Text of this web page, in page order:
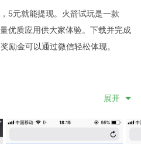
5元就能提现。火箭试玩是一款
优质应用供大家体验。下载并完成
励金可以通过微信轻松体现。
展开